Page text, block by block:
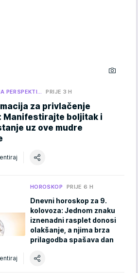
PERSPEKTI… PRIJE 3 H
za privlačenje
Manifestirajte boljitak i
uz ove mudre
HOROSKOP PRIJE 6 H
Dnevni horoskop za 9.
kolovoza: Jednom znaku
iznenadni rasplet donosi
olakšanje, a njima brza
prilagodba spašava dan